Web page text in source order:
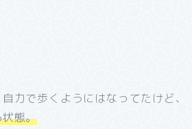
力で歩くようにはなってたけど、
態。